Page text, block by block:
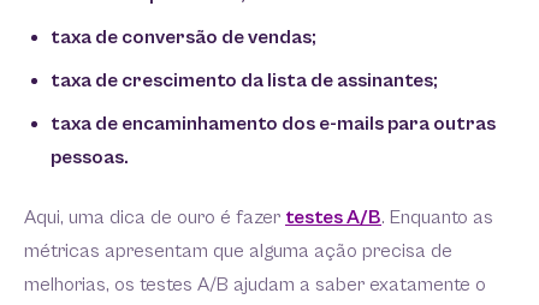
taxa de conversão de vendas;
taxa de crescimento da lista de assinantes;
taxa de encaminhamento dos e-mails para outras
pessoas.
Aqui, uma dica de ouro é fazer testes A/B. Enquanto as
métricas apresentam que alguma ação precisa de
melhorias, os testes A/B ajudam a saber exatamente o